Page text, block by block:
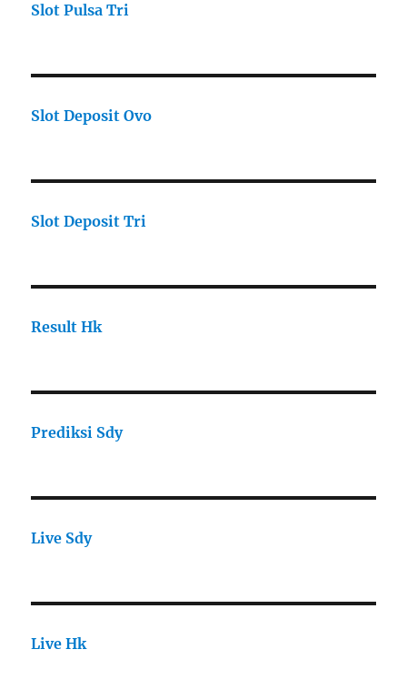
Slot Pulsa Tri
Slot Deposit Ovo
Slot Deposit Tri
Result Hk
Prediksi Sdy
Live Sdy
Live Hk